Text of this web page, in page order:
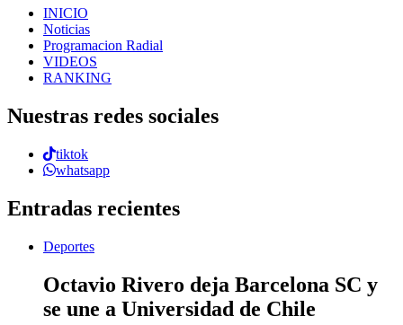
INICIO
Noticias
Programacion Radial
VIDEOS
RANKING
Nuestras redes sociales
tiktok
whatsapp
Entradas recientes
Deportes
Octavio Rivero deja Barcelona SC y
se une a Universidad de Chile